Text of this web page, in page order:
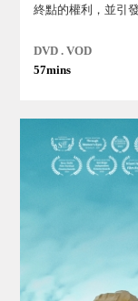
終點的權利，並引
DVD . VOD
57mins